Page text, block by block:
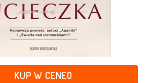
KUP W CENEO